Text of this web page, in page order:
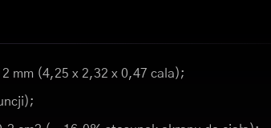
mm (4,25 x 2,32 x 0,47 cala);